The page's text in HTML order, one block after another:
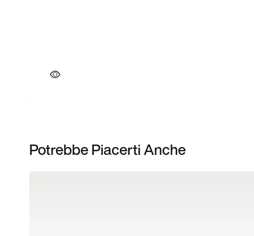
Potrebbe Piacerti Anche